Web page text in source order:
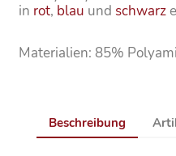
in rot, blau und schwarz
Materialien: 85%
Beschreibung